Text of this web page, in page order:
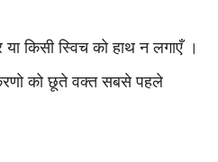
किसी स्विच को हाथ न लगाएँ ।
को छूते वक्त सबसे पहले